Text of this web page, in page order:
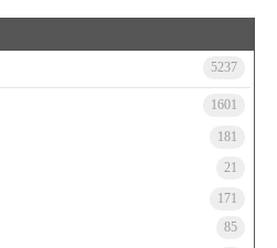
5237
1601
181
21
171
85